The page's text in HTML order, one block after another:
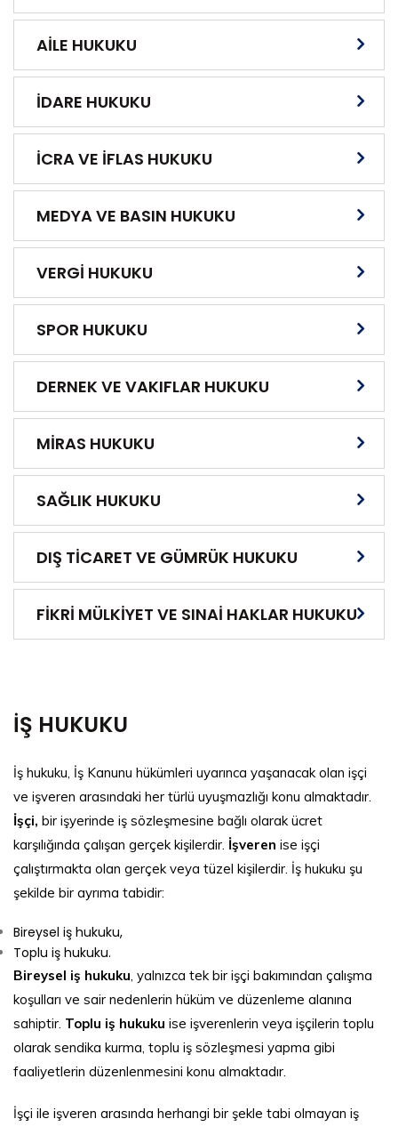
AİLE HUKUKU
İDARE HUKUKU
İCRA VE İFLAS HUKUKU
MEDYA VE BASIN HUKUKU
VERGİ HUKUKU
SPOR HUKUKU
DERNEK VE VAKIFLAR HUKUKU
MİRAS HUKUKU
SAĞLIK HUKUKU
DIŞ TİCARET VE GÜMRÜK HUKUKU
FİKRİ MÜLKİYET VE SINAİ HAKLAR HUKUKU
İŞ HUKUKU
İş hukuku, İş Kanunu hükümleri uyarınca yaşanacak olan işçi
ve işveren arasındaki her türlü uyuşmazlığı konu almaktadır.
İşçi, bir işyerinde iş sözleşmesine bağlı olarak ücret
karşılığında çalışan gerçek kişilerdir. İşveren ise işçi
çalıştırmakta olan gerçek veya tüzel kişilerdir. İş hukuku şu
şekilde bir ayrıma tabidir:
Bireysel iş hukuku,
Toplu iş hukuku.
Bireysel iş hukuku, yalnızca tek bir işçi bakımından çalışma
koşulları ve sair nedenlerin hüküm ve düzenleme alanına
sahiptir. Toplu iş hukuku ise işverenlerin veya işçilerin toplu
olarak sendika kurma, toplu iş sözleşmesi yapma gibi
faaliyetlerin düzenlenmesini konu almaktadır.
İşçi ile işveren arasında herhangi bir şekle tabi olmayan iş